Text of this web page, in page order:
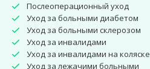
Послеоперационный уход
Уход за больными диабетом
Уход за больными склерозом
Уход за инвалидами
Уход за инвалидами на коляске
Уход за лежачими больными